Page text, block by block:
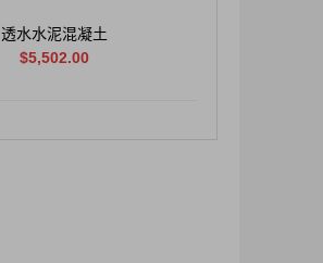
透水水泥混凝土
$5,502.00